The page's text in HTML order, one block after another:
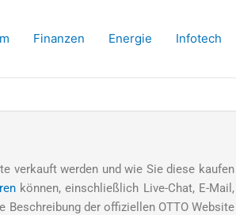
Finanzen Energie Infotech
verkauft werden und wie Sie diese kaufen
können, einschließlich Live-Chat, E-Mail,
Beschreibung der offiziellen OTTO Website